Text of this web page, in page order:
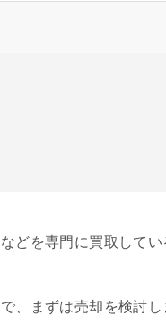
どを専門に買取してい
、まずは売却を検討し